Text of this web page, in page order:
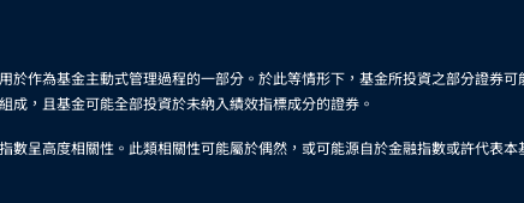
作為基金主動式管理過程的一部分。於此等情形下，基金所投資之部分證券
，且基金可能全部投資於未納入績效指標成分的證券。
呈高度相關性。此類相關性可能屬於偶然，或可能源自於金融指數或許代表